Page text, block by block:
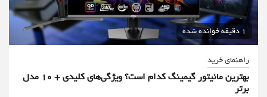
1 دقیقه خوانده شده
راهنمای خرید
بهترین مانیتور گیمینگ کدام است؟ ویژگی‌های کلیدی + 10 مدل
برتر